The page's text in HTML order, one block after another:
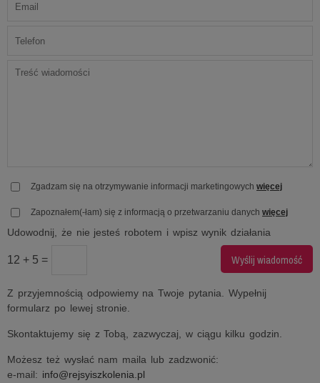
Zgadzam się na otrzymywanie informacji marketingowych więcej
Zapoznałem(-łam) się z informacją o przetwarzaniu danych więcej
Udowodnij, że nie jesteś robotem i wpisz wynik działania
12 + 5 =
Z przyjemnością odpowiemy na Twoje pytania. Wypełnij
formularz po lewej stronie.
Skontaktujemy się z Tobą, zazwyczaj, w ciągu kilku godzin.
Możesz też wysłać nam maila lub zadzwonić:
e-mail: info@rejsyiszkolenia.pl